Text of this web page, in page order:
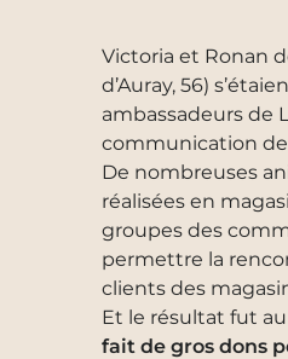
Victoria et Ronan
d’Auray, 56)
ambassadeurs de
communication
De nombreuses
réalisées en
groupes des
permettre la
clients des
Et le résultat fut
fait de gros dons